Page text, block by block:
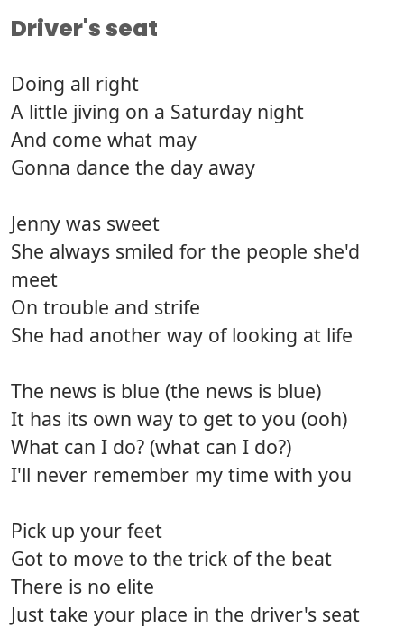
Driver's seat
Doing all right
A little jiving on a Saturday night
And come what may
Gonna dance the day away
Jenny was sweet
She always smiled for the people she'd
meet
On trouble and strife
She had another way of looking at life
The news is blue (the news is blue)
It has its own way to get to you (ooh)
What can I do? (what can I do?)
I'll never remember my time with you
Pick up your feet
Got to move to the trick of the beat
There is no elite
Just take your place in the driver's seat